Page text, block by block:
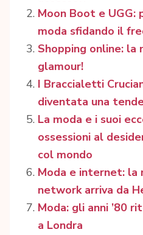
Moon Boot e UGG:
moda sfidando il
Shopping online: la
glamour!
I Braccialetti
diventata una
La moda e i suoi
ossessioni al
col mondo
Moda e internet: la
network arriva da
Moda: gli anni ’80
a Londra